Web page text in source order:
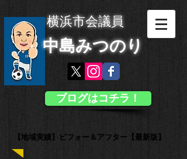
横浜市会議員
中島みつのり
ブログはコチラ！
【地域実績】ビフォー＆アフター【最新版】